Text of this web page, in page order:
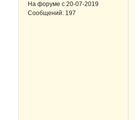
На форуме с 20-07-2019
Сообщений: 197